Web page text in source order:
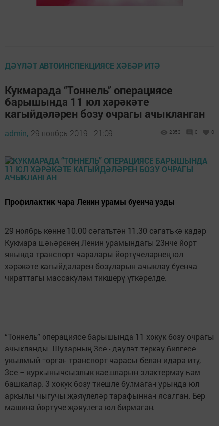
ДӘҮЛӘТ АВТОИНСПЕКЦИЯСЕ ХӘБӘР ИТӘ
Кукмарада “Тоннель” операциясе
барышында 11 юл хәрәкәте
кагыйдәләрен бозу очрагы ачыкланган
admin, 29 ноябрь 2019 - 21:09 2353 0 0
Профилактик чара Ленин урамы буенча узды
29 ноябрь көнне 10.00 сәгатьтән 11.30 сәгатькә кадәр
Кукмара шәһәренең Ленин урамындагы 23нче йорт
янында транспорт чаралары йөртүчеләрнең юл
хәрәкәте кагыйдәләрен бозуларын ачыклау буенча
чираттагы массакүләм тикшерү үткәрелде.
“Тоннель” операциясе барышында 11 хокук бозу очрагы
ачыкланды. Шуларның 3се - дәүләт теркәү билгесе
укылмый торган транспорт чарасы белән идарә итү,
3се – куркынычсызлык каешларын эләктермәү һәм
башкалар. 3 хокук бозу тиешле булмаган урында юл
аркылы чыгучы җәяүлеләр тарафыннан ясалган. Бер
машина йөртүче җәяүлегә юл бирмәгән.